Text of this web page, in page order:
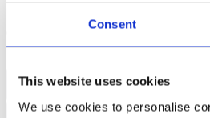
Consent
This website uses cookies
We use cookies to personalise
Senden Sie Ihre Anfrage, indem Sie